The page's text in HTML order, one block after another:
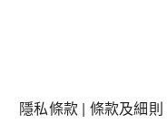
隱私條款 | 條款及細則